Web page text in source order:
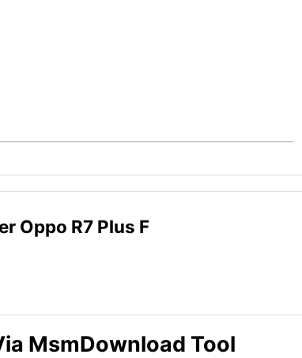
Oppo R7 Plus F
MsmDownload Tool